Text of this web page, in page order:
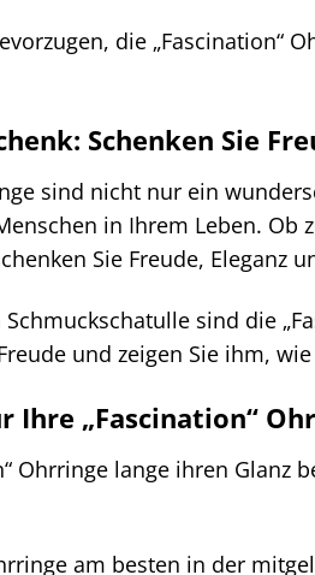
die
Schenken Sie
sind nicht nur ein
in Ihrem Leben. Ob
Sie Freude, Eleganz
sind die
und zeigen Sie ihm,
Ihre „Fascination“
Ohrringe lange ihren
am besten in der